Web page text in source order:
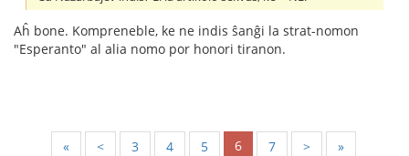
Aĥ bone. Kompreneble, ke ne indis ŝanĝi la strat-nomon
"Esperanto" al alia nomo por honori tiranon.
« < 3 4 5 6 7 > »